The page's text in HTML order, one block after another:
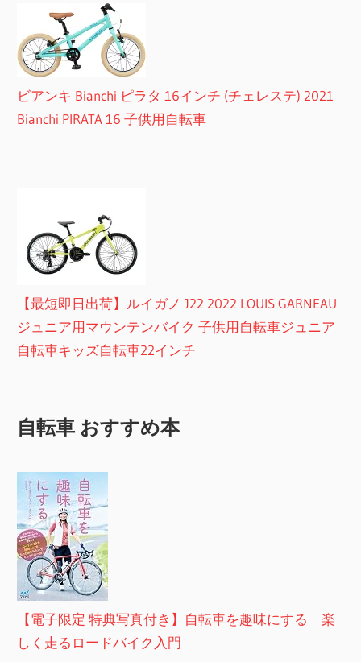
ビアンキ Bianchi ピラタ 16インチ (チェレステ) 2021
Bianchi PIRATA 16 子供用自転車
【最短即日出荷】ルイガノ J22 2022 LOUIS GARNEAU
ジュニア用マウンテンバイク 子供用自転車ジュニア
自転車キッズ自転車22インチ
自転車 おすすめ本
【電子限定 特典写真付き】自転車を趣味にする 楽
しく走るロードバイク入門